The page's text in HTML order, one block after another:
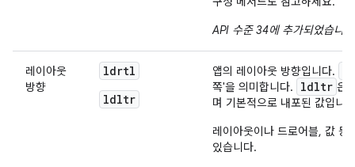
API 수준 34에 추가되었습니
레이아웃
방향
ldrtl
ldltr
앱의 레이아웃 방향입니다.
쪽'을 의미합니다. ldltr 은 '
며 기본적으로 내포된 값입니
레이아웃이나 드로어블, 값 등
있습니다.